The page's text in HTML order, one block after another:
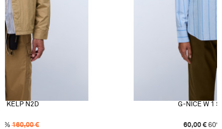
KELP N2D
% 160,00€
G-NICE W 1
60,00 € 60%